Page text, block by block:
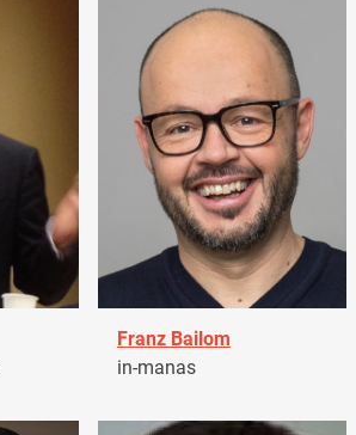
Franz Bailom
in-manas